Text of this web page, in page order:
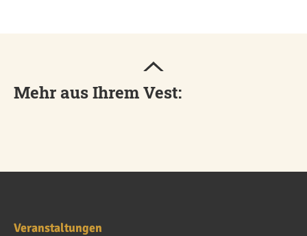
Mehr aus Ihrem Vest:
Veranstaltungen